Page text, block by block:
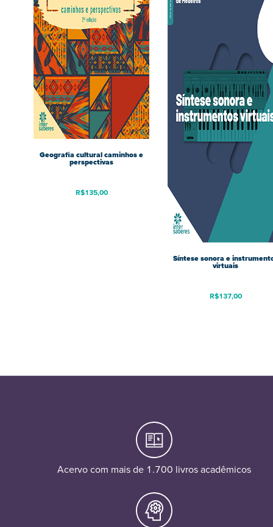
Geografia cultural caminhos e
perspectivas
R$135,00
Síntese sonora e
virtuais
R$137,00
Acervo com mais de 1.700 livros acadêmicos